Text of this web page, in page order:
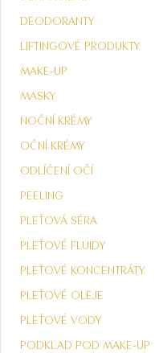
DEODORANTY
LIFTINGOVÉ PRODUKTY
MAKE-UP
MASKY
NOČNÍ KRÉMY
OČNÍ KRÉMY
ODLÍČENÍ OČÍ
PEELING
PLEŤOVÁ SÉRA
PLEŤOVÉ FLUIDY
PLEŤOVÉ KONCENTRÁTY
PLEŤOVÉ OLEJE
PLEŤOVÉ VODY
PODKLAD POD MAKE-UP